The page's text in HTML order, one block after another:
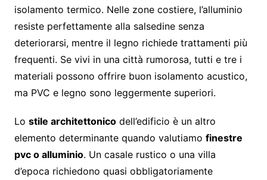
isolamento termico. Nelle zone costiere, l’alluminio
resiste perfettamente alla salsedine senza
deteriorarsi, mentre il legno richiede trattamenti più
frequenti. Se vivi in una città rumorosa, tutti e tre i
materiali possono offrire buon isolamento acustico,
ma PVC e legno sono leggermente superiori.
Lo stile architettonicodell’edificio è un altro
elemento determinante quando valutiamo finestre
pvc o alluminio. Un casale rustico o una villa
d’epoca richiedono quasi obbligatoriamente